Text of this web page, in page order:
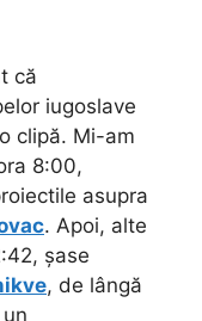
că
iugoslave
clipă. Mi-am
8:00,
asupra
. Apoi, alte
șase
, de lângă